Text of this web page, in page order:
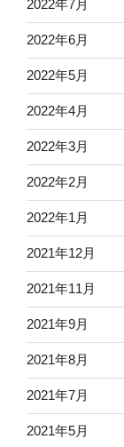
2022年7月
2022年6月
2022年5月
2022年4月
2022年3月
2022年2月
2022年1月
2021年12月
2021年11月
2021年9月
2021年8月
2021年7月
2021年5月